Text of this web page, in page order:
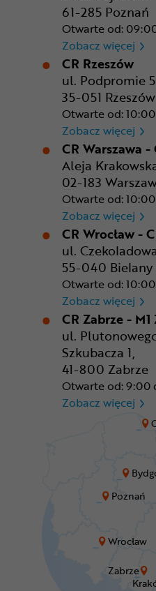
Poznań
Wrocław
Zabrze
61-285 Poznań
Otwarte od:
Zobacz więcej
CR Rzeszów
ul. Podpromie
35-051 Rzeszów
Otwarte od:
Zobacz więcej
CR Warszawa
Aleja
02-183
Otwarte od:
Zobacz więcej
CR Wrocław -
ul.
55-040 Bielany
Otwarte od:
Zobacz więcej
CR Zabrze - M1
ul.
Szkubacza 1,
41-800 Zabrze
Otwarte od: 9:00
Zobacz więcej